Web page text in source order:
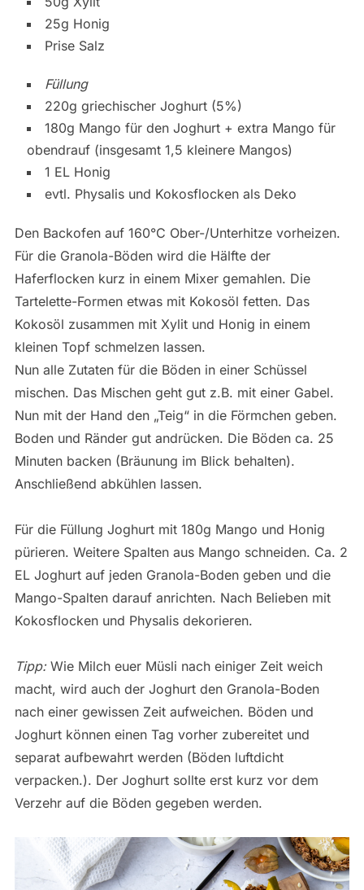
25g Honig
Prise Salz
Füllung
220g griechischer Joghurt (5%)
180g Mango für den Joghurt + extra Mango für
obendrauf (insgesamt 1,5 kleinere Mangos)
1 EL Honig
evtl. Physalis und Kokosflocken als Deko
Den Backofen auf 160°C Ober-/Unterhitze vorheizen.
Für die Granola-Böden wird die Hälfte der
Haferflocken kurz in einem Mixer gemahlen. Die
Tartelette-Formen etwas mit Kokosöl fetten. Das
Kokosöl zusammen mit Xylit und Honig in einem
kleinen Topf schmelzen lassen.
Nun alle Zutaten für die Böden in einer Schüssel
mischen. Das Mischen geht gut z.B. mit einer Gabel.
Nun mit der Hand den „Teig“ in die Förmchen geben.
Boden und Ränder gut andrücken. Die Böden ca. 25
Minuten backen (Bräunung im Blick behalten).
Anschließend abkühlen lassen.
Für die Füllung Joghurt mit 180g Mango und Honig
pürieren. Weitere Spalten aus Mango schneiden. Ca. 2
EL Joghurt auf jeden Granola-Boden geben und die
Mango-Spalten darauf anrichten. Nach Belieben mit
Kokosflocken und Physalis dekorieren.
Tipp:Wie Milch euer Müsli nach einiger Zeit weich
macht, wird auch der Joghurt den Granola-Boden
nach einer gewissen Zeit aufweichen. Böden und
Joghurt können einen Tag vorher zubereitet und
separat aufbewahrt werden (Böden luftdicht
verpacken.). Der Joghurt sollte erst kurz vor dem
Verzehr auf die Böden gegeben werden.